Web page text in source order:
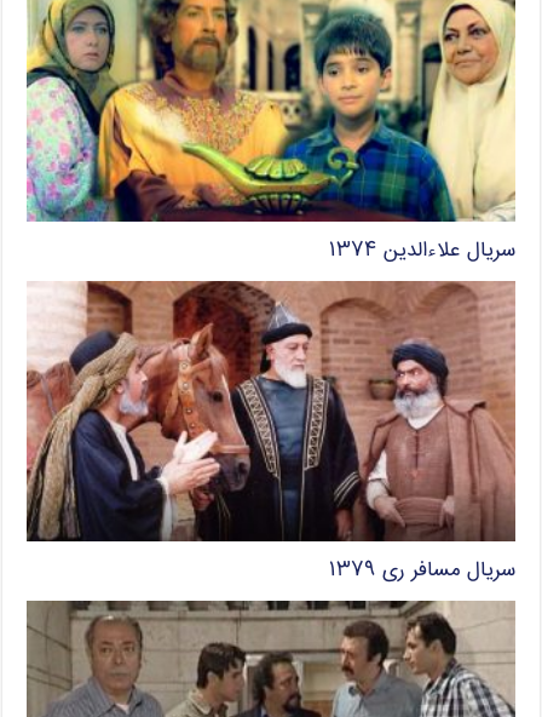
سریال علاءالدین ۱۳۷۴
سریال مسافر ری ۱۳۷۹